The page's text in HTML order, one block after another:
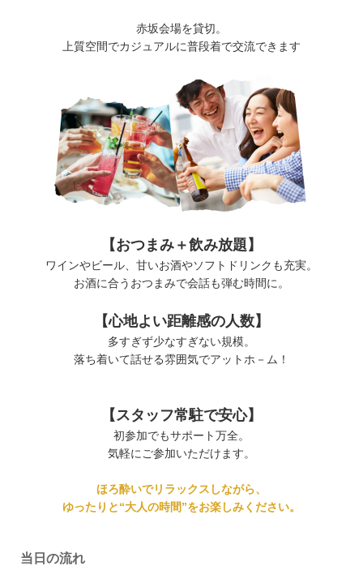
赤坂会場を貸切。
上質空間でカジュアルに普段着で交流できます
【おつまみ＋飲み放題】
ワインやビール、甘いお酒やソフトドリンクも充実。
お酒に合うおつまみで会話も弾む時間に。
【心地よい距離感の人数】
多すぎず少なすぎない規模。
落ち着いて話せる雰囲気でアットホ－ム！
【 スタッフ常駐で安心】
初参加でもサポート万全。
気軽にご参加いただけます。
ほろ酔いでリラックスしながら、
ゆったりと“大人の時間”をお楽しみください。
当日の流れ